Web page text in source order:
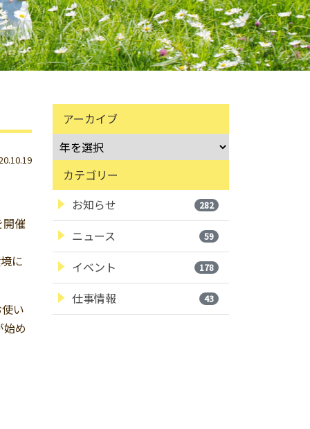
開催
に
い
め
アーカイブ
カテゴリー
お知らせ
282
ニュース 59
イベント 178
仕事情報 43